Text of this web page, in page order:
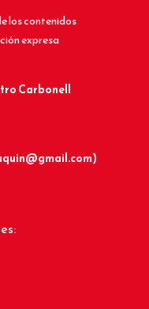
los contenidos
expresa
Carbonell